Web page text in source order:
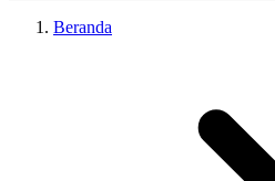
Beranda